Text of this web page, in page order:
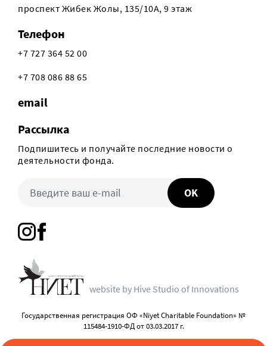
проспект Жибек Жолы, 135/10А, 9 этаж
Телефон
+7 727 364 52 00
+7 708 086 88 65
email
Рассылка
Подпишитесь и получайте последние новости о
деятельности фонда.
OK
website by Hive Studio of Innovations
Государственная регистрация ОФ «Niyet Charitable Foundation» №
115484-1910-ФД от 03.03.2017 г.